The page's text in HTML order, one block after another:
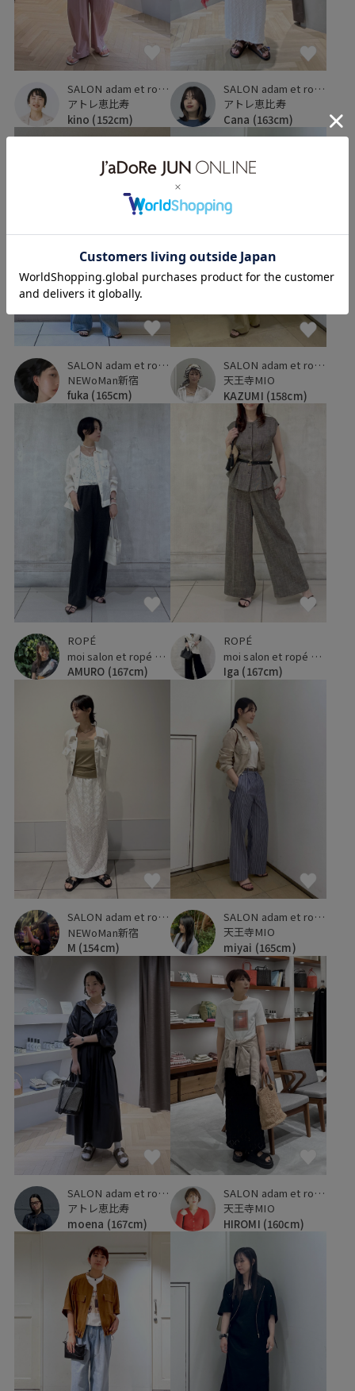
SALON adam et ropé
アトレ恵比寿
kino (152cm)
SALON adam et ropé
アトレ恵比寿
Cana (163cm)
SALON adam et ropé
NEWoMan新宿
fuka (165cm)
SALON adam et ropé
天王寺MIO
KAZUMI (158cm)
ROPÉ
moi salon et ropé 横浜高島屋
AMURO (167cm)
ROPÉ
moi salon et ropé 横浜高島屋
Iga (167cm)
SALON adam et ropé
NEWoMan新宿
M (154cm)
SALON adam et ropé
天王寺MIO
miyai (165cm)
SALON adam et ropé
アトレ恵比寿
moena (167cm)
SALON adam et ropé
天王寺MIO
HIROMI (160cm)